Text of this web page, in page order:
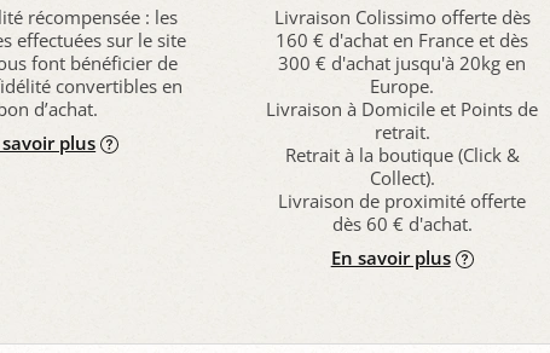
récompensée : les
effectuées sur le site
font bénéficier de
convertibles en
d’achat.
savoir plus
Livraison Colissimo offerte dès
160 € d'achat en France et dès
300 € d'achat jusqu'à 20kg en
Europe.
Livraison à Domicile et Points de
retrait.
Retrait à la boutique (Click &
Collect).
Livraison de proximité offerte
dès 60 € d'achat.
En savoir plus